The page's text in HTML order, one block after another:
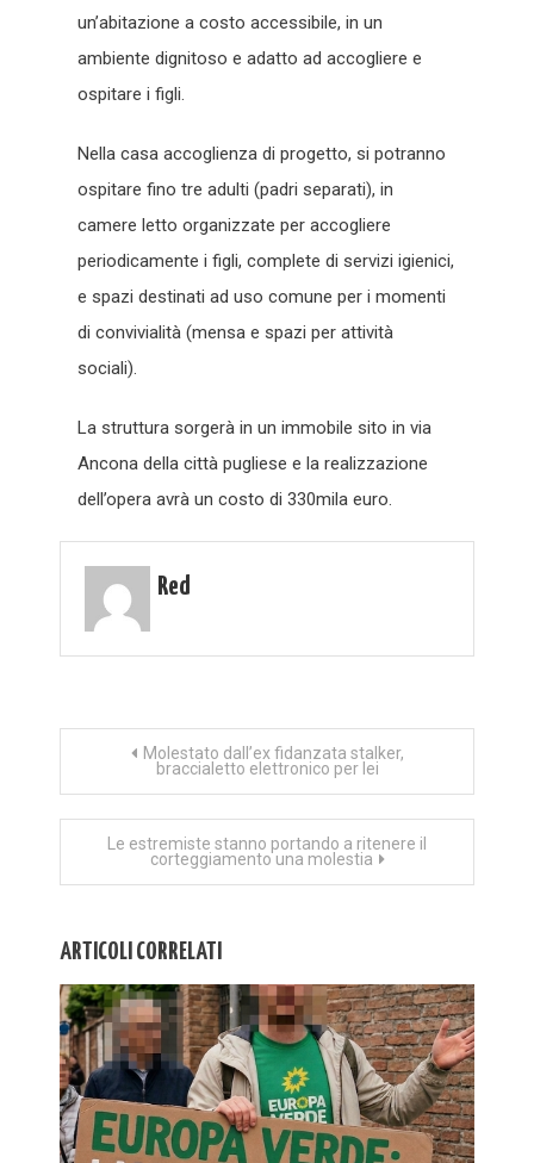
un’abitazione a costo accessibile, in un
ambiente dignitoso e adatto ad accogliere e
ospitare i figli.
Nella casa accoglienza di progetto, si potranno
ospitare fino tre adulti (padri separati), in
camere letto organizzate per accogliere
periodicamente i figli, complete di servizi igienici,
e spazi destinati ad uso comune per i momenti
di convivialità (mensa e spazi per attività
sociali).
La struttura sorgerà in un immobile sito in via
Ancona della città pugliese e la realizzazione
dell’opera avrà un costo di 330mila euro.
Red
NavigazioneMolestato dall’ex fidanzata stalker,
braccialetto elettronico per lei
Le estremiste stanno portando a ritenere il
corteggiamento una molestia
ARTICOLI CORRELATI